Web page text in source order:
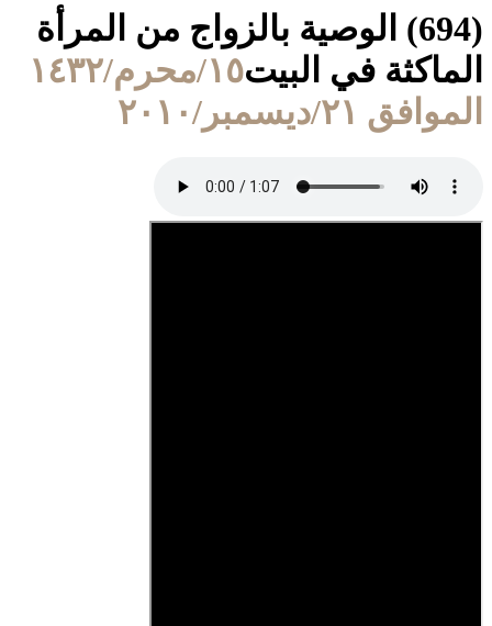
(694) الوصية بالزواج من المرأة
الماكثة في البيت
١٥/محرم/١٤٣٢
الموافق ٢١/ديسمبر/٢٠١٠